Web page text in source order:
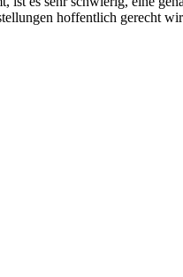
hoffentlich gerecht